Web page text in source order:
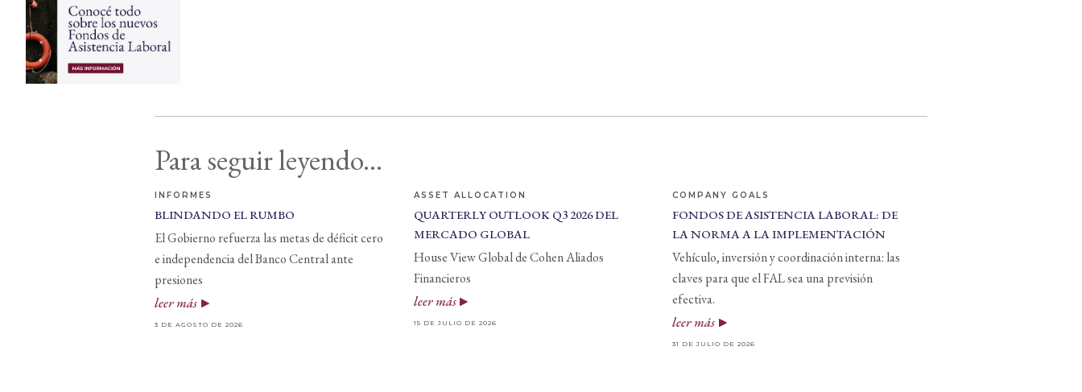
Para seguir leyendo...
INFORMES
BLINDANDO EL RUMBO
El Gobierno refuerza las metas de déficit cero
e independencia del Banco Central ante
presiones
leer más
3 DE AGOSTO DE 2026
ASSET ALLOCATION
QUARTERLY OUTLOOK Q3 2026 DEL
MERCADO GLOBAL
House View Global de Cohen Aliados
Financieros
leer más
15 DE JULIO DE 2026
COMPANY GOALS
FONDOS DE ASISTENCIA LABORAL: DE
LA NORMA A LA IMPLEMENTACIÓN
Vehículo, inversión y coordinación interna: las
claves para que el FAL sea una previsión
efectiva.
leer más
31 DE JULIO DE 2026